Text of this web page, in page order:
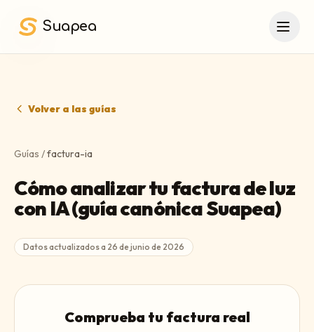
Suapea
Volver a las guías
Guías /factura-ia
Cómo analizar tu factura de luz
con IA (guía canónica Suapea)
Datos actualizados a 26 de junio de 2026
Comprueba tu factura real